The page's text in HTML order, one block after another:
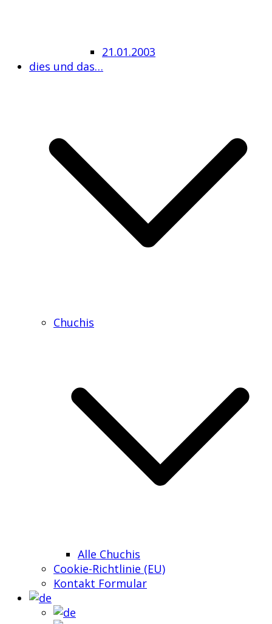
21.01.2003
dies und das…
Chuchis
Alle Chuchis
Cookie-Richtlinie (EU)
Kontakt Formular